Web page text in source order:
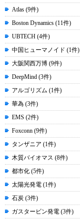
Atlas (9件)
Boston Dynamics (11件)
UBTECH (4件)
中国ヒューマノイド (1件)
大阪関西万博 (9件)
DeepMind (3件)
アルゴリズム (1件)
華為 (3件)
EMS (2件)
Foxconn (9件)
タンザニア (1件)
木質バイオマス (8件)
都市化 (5件)
太陽光発電 (1件)
石炭 (3件)
ガスタービン発電 (3件)